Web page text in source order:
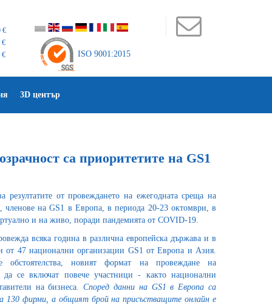
€
€
€
ISO 9001:2015
3D център
са приоритетите на GS1
резултатите от провеждането на ежегодната среща на
членове на GS1 в Европа, в периода 20-23 октомври, в
и на живо, поради пандемията от COVID-19.
всяка година в различна европейска държава и в
от 47 национални организации GS1 от Европа и Азия.
обстоятелства, новият формат на провеждане на
се включат повече участници - както национални
на бизнеса.Според данни на GS1 в Европа са
130 фирми, а общият брой на присъстващите онлайн е